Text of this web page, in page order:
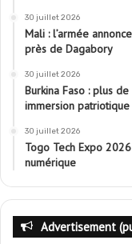
30 juillet 2026
Mali : l’armée
près de Dagabory
30 juillet 2026
Burkina Faso : plus
immersion patriotique
30 juillet 2026
Togo Tech Expo
numérique
Advertisement